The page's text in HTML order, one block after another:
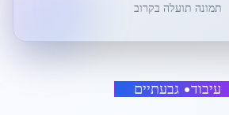
עיבוד• גבעתיים
תמונה תועלה בקרוב